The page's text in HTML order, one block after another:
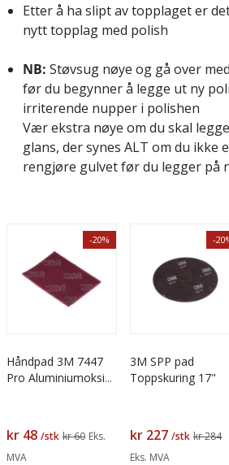
Etter å ha slipt av topplaget er
nytt topplag med polish
NB: Støvsug nøye og gå over
før du begynner å legge ut ny
irriterende nupper i polishen
Vær ekstra nøye om du skal
glans, der synes ALT om du ikke
rengjøre gulvet før du legger på
-20%
Håndpad 3M 7447
Pro Aluminiumoksid
kr 48 /stk kr 60 Eks.
MVA
-
3M SPP pad
Toppskuring 17"
kr 227 /stk kr 284
Eks. MVA